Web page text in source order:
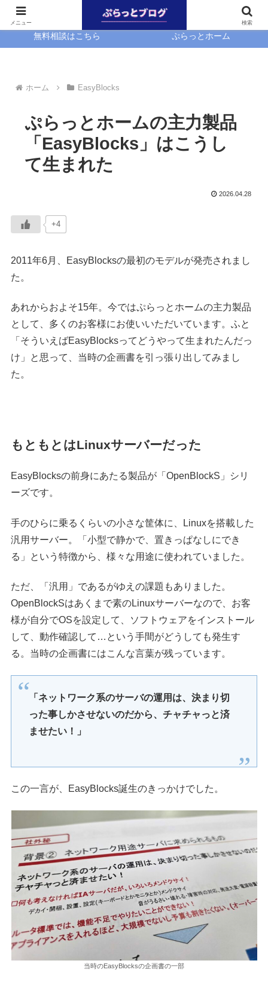
無料相談はこちら ぷらっとホーム
ホーム EasyBlocks
ぷらっとホームの主力製品
「EasyBlocks」はこうし
て生まれた
2026.04.28
+4
2011年6月、EasyBlocksの最初のモデルが発売されまし
た。
あれからおよそ15年。今ではぷらっとホームの主力製品
として、多くのお客様にお使いいただいています。ふと
「そういえばEasyBlocksってどうやって生まれたんだっ
け」と思って、当時の企画書を引っ張り出してみまし
た。
もともとはLinuxサーバーだった
EasyBlocksの前身にあたる製品が「OpenBlockS」シリ
ーズです。
手のひらに乗るくらいの小さな筐体に、Linuxを搭載した
汎用サーバー。「小型で静かで、置きっぱなしにでき
る」という特徴から、様々な用途に使われていました。
ただ、「汎用」であるがゆえの課題もありました。
OpenBlockSはあくまで素のLinuxサーバーなので、お客
様が自分でOSを設定して、ソフトウェアをインストール
して、動作確認して…という手間がどうしても発生す
る。当時の企画書にはこんな言葉が残っています。
「ネットワーク系のサーバの運用は、決まり切
った事しかさせないのだから、チャチャっと済
ませたい！」
この一言が、EasyBlocks誕生のきっかけでした。
当時のEasyBlocksの企画書の一部
メニュー 検索